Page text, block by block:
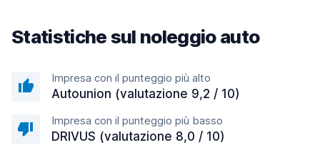
Statistiche sul noleggio auto
Impresa con il punteggio più alto
Autounion (valutazione 9,2 / 10)
Impresa con il punteggio più basso
DRIVUS (valutazione 8,0 / 10)